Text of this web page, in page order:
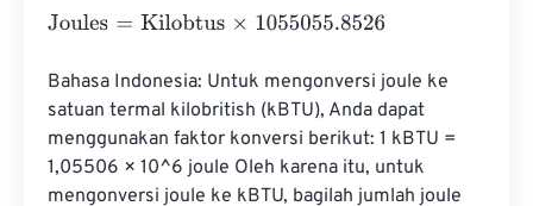
Joules= Kilobtus×1055055.8526
Bahasa Indonesia: Untuk mengonversi joule ke
satuan termal kilobritish (kBTU), Anda dapat
menggunakan faktor konversi berikut: 1 kBTU =
1,05506 × 10^6 joule Oleh karena itu, untuk
mengonversi joule ke kBTU, bagilah jumlah joule